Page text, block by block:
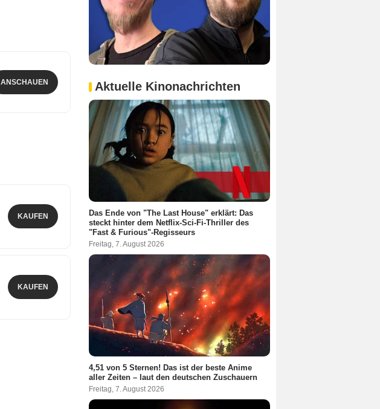
ANSCHAUEN
KAUFEN
KAUFEN
Aktuelle Kinonachrichten
Das Ende von "The Last House" erklärt: Das
steckt hinter dem Netflix-Sci-Fi-Thriller des
"Fast & Furious"-Regisseurs
Freitag, 7. August 2026
4,51 von 5 Sternen! Das ist der beste Anime
aller Zeiten – laut den deutschen Zuschauern
Freitag, 7. August 2026